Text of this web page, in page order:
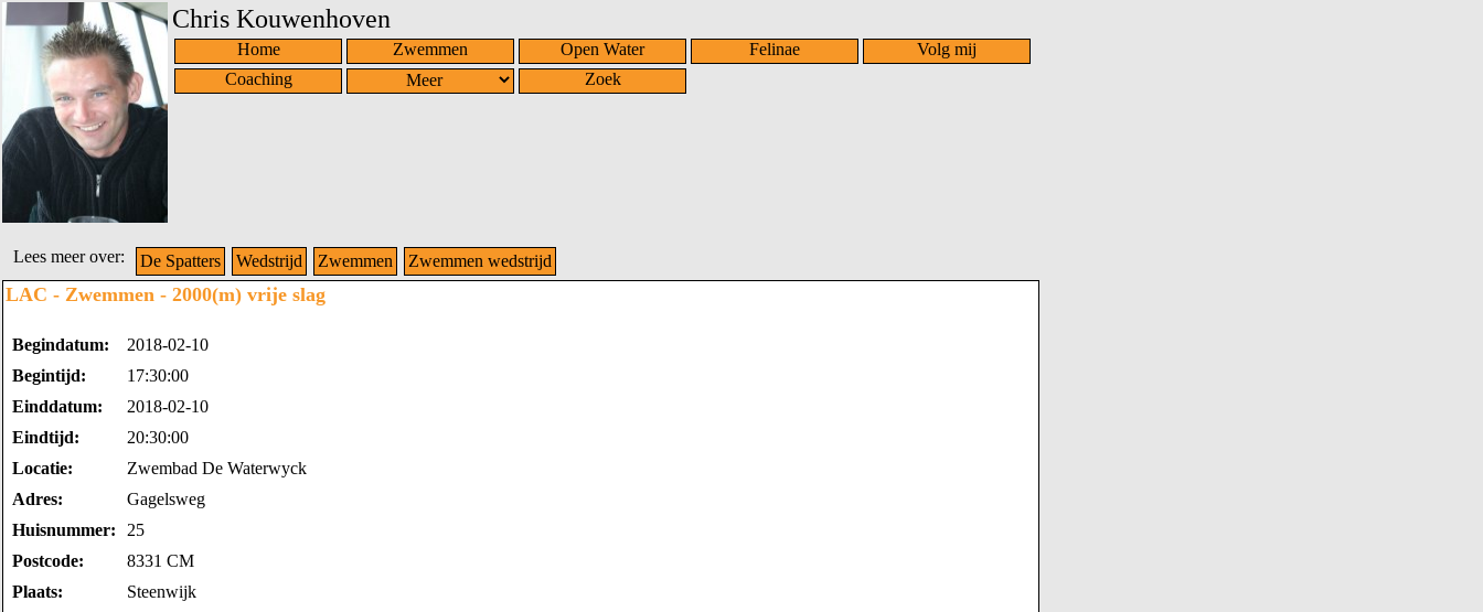
Chris Kouwenhoven
Home Zwemmen Open Water Felinae
Volg mij
Coaching
Zoek
Lees meer over: De Spatters Wedstrijd Zwemmen Zwemmen wedstrijd
LAC - Zwemmen - 2000(m) vrije slag
Begindatum:
2018-02-10
Begintijd:
17:30:00
Einddatum:
2018-02-10
Eindtijd:
20:30:00
Locatie:
Zwembad De Waterwyck
Adres:
Gagelsweg
Huisnummer:
25
Postcode:
8331 CM
Plaats:
Steenwijk